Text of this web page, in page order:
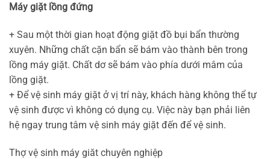
Máy giặt lồng đứng
+ Sau một thời gian hoạt động giặt đồ bụi bẩn thường
xuyên. Những chất cặn bẩn sẽ bám vào thành bên trong
lồng máy giặt. Chất dơ sẽ bám vào phía dưới mâm của
lồng giặt.
+ Để vệ sinh máy giặt ở vị trí này, khách hàng không thể tự
vệ sinh được vì không có dụng cụ. Việc này bạn phải liên
hệ ngay trung tâm vệ sinh máy giặt đến để vệ sinh.
Thợ vệ sinh máy giăt chuyên nghiệp